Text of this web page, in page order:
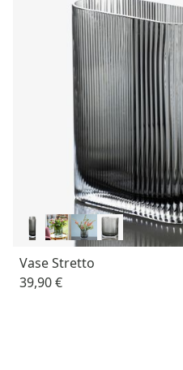
Vase Stretto
39,90 €